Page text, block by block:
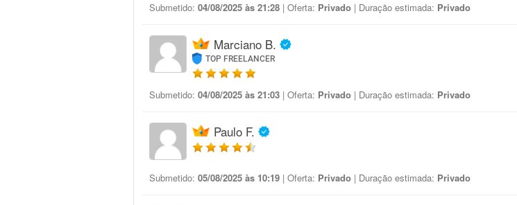
Submetido: 04/08/2025 às 21:28 | Oferta: Privado | Duração estimada: Privado
Marciano B.
TOP FREELANCER
Submetido: 04/08/2025 às 21:03 | Oferta: Privado | Duração estimada: Privado
Paulo F.
Submetido: 05/08/2025 às 10:19 | Oferta: Privado | Duração estimada: Privado